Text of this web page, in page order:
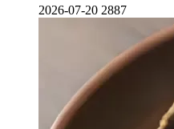
2026-07-20 2887